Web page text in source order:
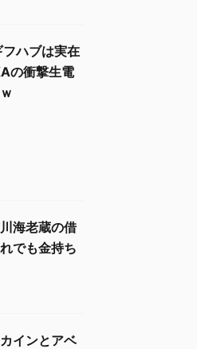
フハブは実在
の衝撃生電
川海老蔵の借
でも金持ち
カインとアベ